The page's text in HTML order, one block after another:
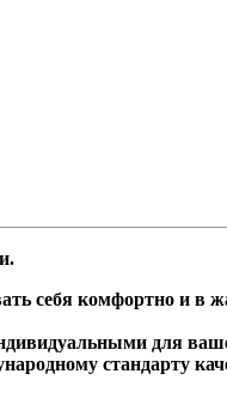
себя комфортно и в
для
стандарту